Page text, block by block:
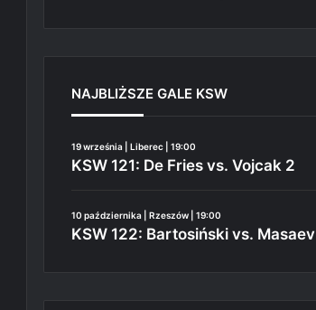
NAJBLIŻSZE GALE KSW
19 września | Liberec | 19:00
KSW 121: De Fries vs. Vojcak 2
10 października | Rzeszów | 19:00
KSW 122: Bartosiński vs. Masaev